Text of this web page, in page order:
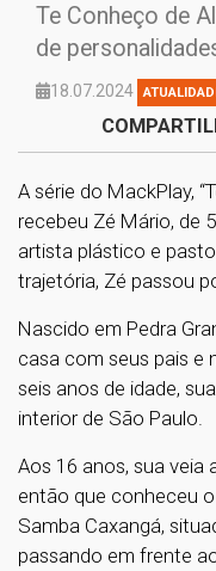
Te Conheço de
de
18.07.2024
A série do MackPlay,
recebeu Zé Mário, de
artista plástico e
trajetória, Zé passou
Nascido em Pedra
casa com seus pais e
seis anos de idade,
interior de São Paulo.
Aos 16 anos, sua
então que conheceu
Samba Caxangá,
passando em frente